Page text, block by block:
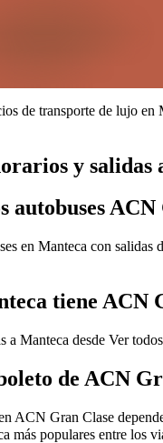
de transporte de lujo
y salidas
autobuses
en Manteca con
tiene ACN
a Manteca desde Ver
de ACN
ACN Gran Clase
más populares entre los